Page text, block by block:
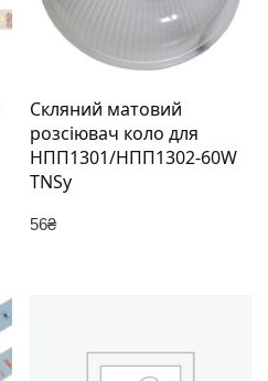
Скляний матовий
розсіювач коло для
НПП1301/НПП1302-60W
TNSy
56₴